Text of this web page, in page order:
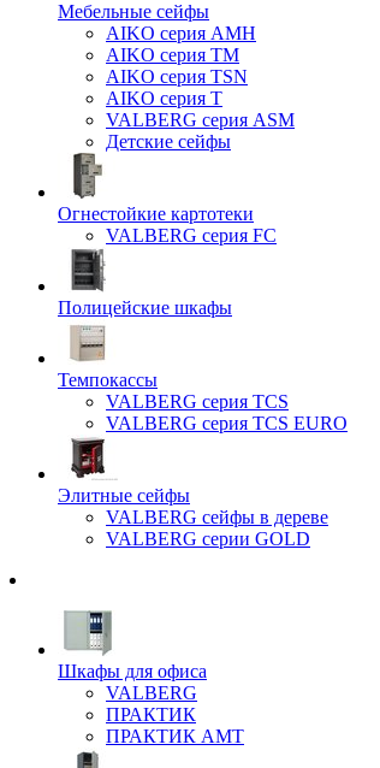
Мебельные сейфы
AIKO серия AMH
AIKO серия TM
AIKO серия TSN
AIKO серия Т
VALBERG серия ASM
Детские сейфы
Огнестойкие картотеки
VALBERG серия FC
Полицейские шкафы
Темпокассы
VALBERG серия TCS
VALBERG серия TCS EURO
Элитные сейфы
VALBERG сейфы в дереве
VALBERG серии GOLD
Шкафы для офиса
VALBERG
ПРАКТИК
ПРАКТИК AMT